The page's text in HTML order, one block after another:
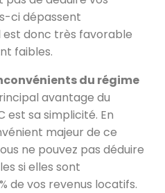
ci dépassent
est donc très favorable
faibles.
du régime
avantage du
est sa simplicité. En
majeur de ce
ne pouvez pas déduire
si elles sont
de vos revenus locatifs.